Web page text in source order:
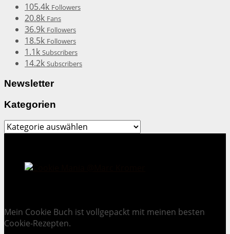
105.4k Followers
20.8k Fans
36.9k Followers
18.5k Followers
1.1k Subscribers
14.2k Subscribers
Newsletter
Kategorien
Kategorien
Mein Cookie Buch ist vollgepackt mit meinen besten
Cookie-Rezepten.